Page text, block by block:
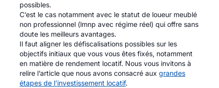
possibles.
C’est le cas notamment avec le statut de loueur meublé
non professionnel (lmnp avec régime réel) qui offre sans
doute les meilleurs avantages.
Il faut aligner les défiscalisations possibles sur les
objectifs initiaux que vous vous êtes fixés, notamment
en matière de rendement locatif. Nous vous invitons à
relire l’article que nous avons consacré aux grandes
étapes de l’investissement locatif.